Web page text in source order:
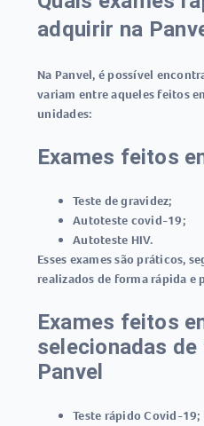
adquirir na
Na Panvel, é possível
variam entre aqueles feitos
unidades:
Exames feitos
Teste de gravidez;
Autoteste covid-19;
Autoteste HIV.
Esses exames são práticos,
realizados de forma rápida e
Exames feitos
selecionadas
Panvel
Teste rápido Covid-19;